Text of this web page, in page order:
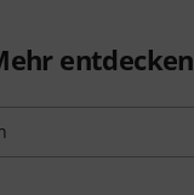
entdecken